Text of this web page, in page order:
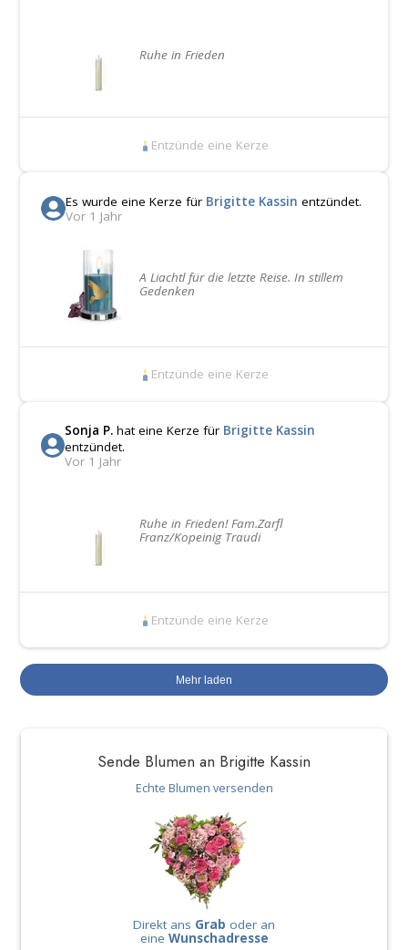
Sende Blumen an Brigitte Kassin
Echte Blumen versenden
Direkt ans Grab oder an
eine Wunschadresse
Ruhe in Frieden
Entzünde eine Kerze
Es wurde eine Kerze für Brigitte Kassin entzündet.
Vor 1 Jahr
A Liachtl für die letzte Reise. In stillem
Gedenken
Entzünde eine Kerze
Sonja P.hat eine Kerze für Brigitte Kassin
entzündet.
Vor 1 Jahr
Ruhe in Frieden! Fam.Zarfl
Franz/Kopeinig Traudi
Entzünde eine Kerze
Mehr laden